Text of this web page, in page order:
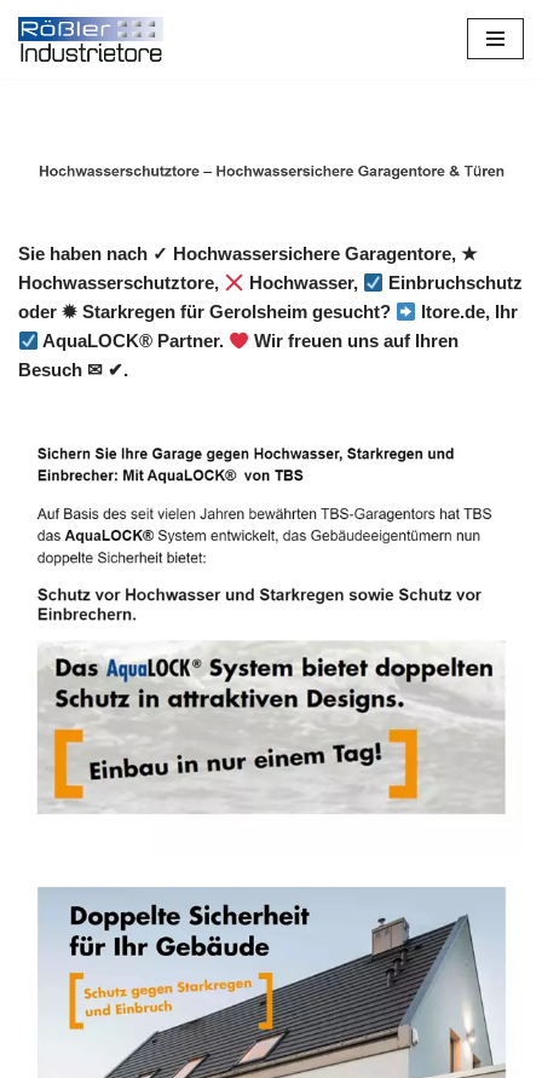
Zum
Sie haben nach ✓ Hochwassersichere Garagentore, ★
Hochwasserschutztore,
Hochwasser,
Einbruchschutz
oder ✹ Starkregen für Gerolsheim gesucht?
Itore.de, Ihr
AquaLOCK® Partner.
Wir freuen uns auf Ihren
Besuch ✉ ✔.